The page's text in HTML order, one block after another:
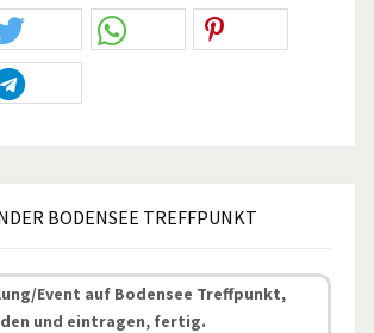
BODENSEE TREFFPUNKT
Event auf Bodensee Treffpunkt,
und eintragen, fertig.